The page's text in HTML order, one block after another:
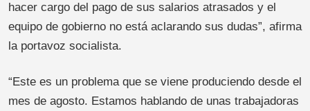
hacer cargo del pago de sus salarios atrasados y el
equipo de gobierno no está aclarando sus dudas”, afirma
la portavoz socialista.
“Este es un problema que se viene produciendo desde el
mes de agosto. Estamos hablando de unas trabajadoras